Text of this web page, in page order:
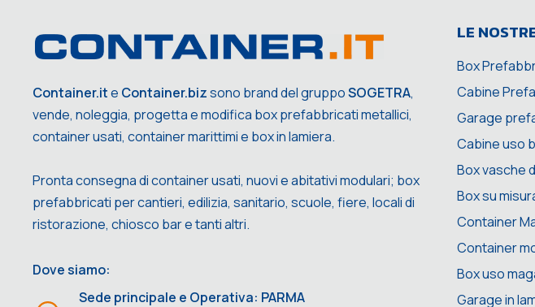
Container.ite Container.bizsono brand del gruppoSOGETRA,
vende, noleggia, progetta e modifica box prefabbricati metallici,
container usati, container marittimi e box in lamiera.
Pronta consegna di container usati, nuovi e abitativi modulari; box
prefabbricati per cantieri, edilizia, sanitario, scuole, fiere, locali di
ristorazione, chiosco bar e tanti altri.
Dove siamo:
Sede principale e Operativa: PARMA
LE
Box
Cabine
Garage
Cabine uso
Box vasche
Box su
Container
Container
Box uso
Garage in